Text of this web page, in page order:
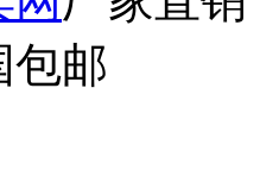
包邮